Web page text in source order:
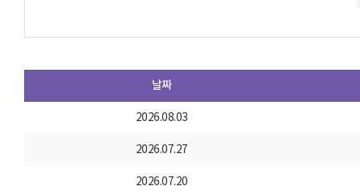
날짜
2026.08.03
2026.07.27
2026.07.20